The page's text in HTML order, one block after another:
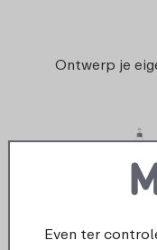
Ontwerp je
Even ter